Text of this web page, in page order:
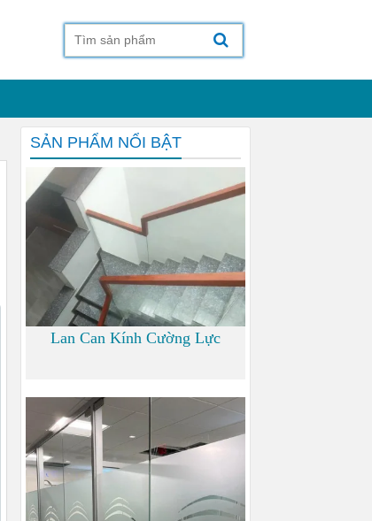
SẢN PHẨM NỔI BẬT
Lan Can Kính Cường Lực